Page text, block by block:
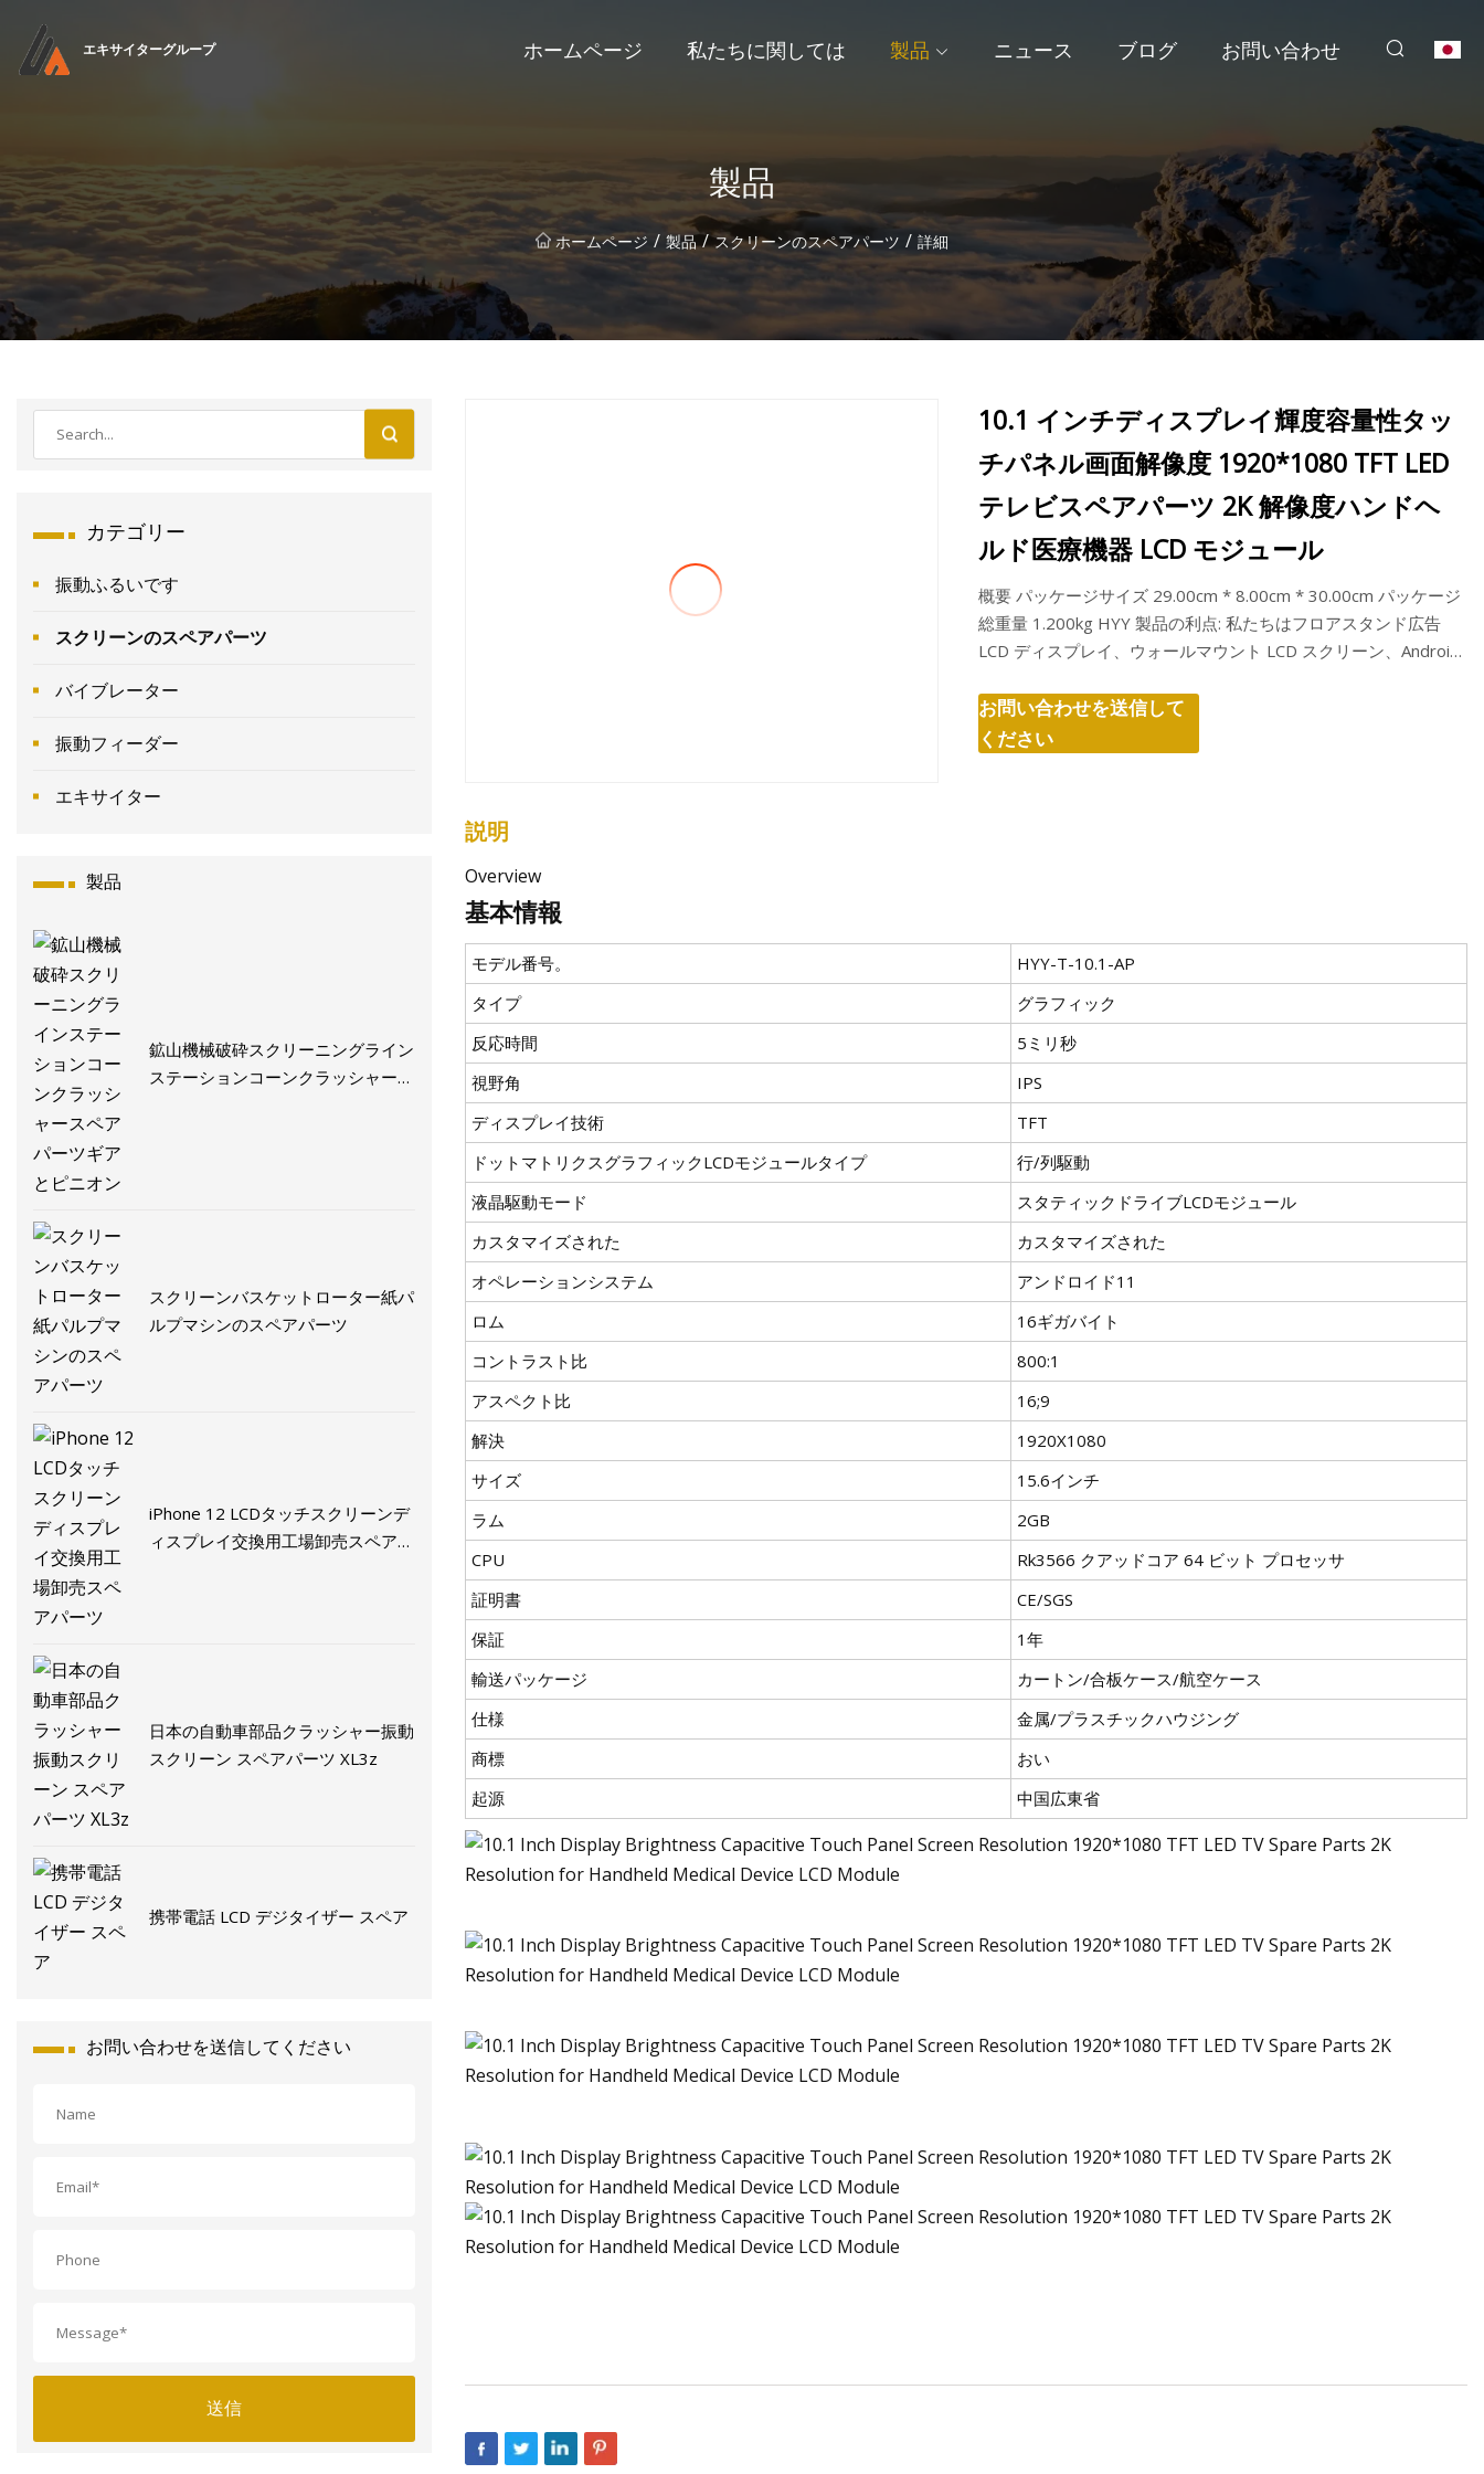
エキサイターグループ ホームページ 私たちに関しては 製品 ニュース ブログ お問い合わせ
製品
ホームページ / 製品 / スクリーンのスペアパーツ / 詳細
カテゴリー
振動ふるいです
スクリーンのスペアパーツ
バイブレーター
振動フィーダー
エキサイター
製品
鉱山機械破砕スクリーニングライン
ステーションコーンクラッシャース
スクリーンバスケットローター紙パ
ルプマシンのスペアパーツ
iPhone 12 LCDタッチスクリーンデ
ィスプレイ交​​換用工場卸売スペアパ
日本の自動車部品クラッシャー振動
スクリーン スペアパーツ XL3z
携帯電話 LCD デジタイザー スペア
お問い合わせを送信してください
送信
10.1 インチディスプレイ輝度容量性タッ
チパネル画面解像度 1920*1080 TFT LED
テレビスペアパーツ 2K 解像度ハンドヘ
ルド医療機器 LCD モジュール
概要 パッケージサイズ 29.00cm * 8.00cm * 30.00cm パッケージ
総重量 1.200kg HYY 製品の利点: 私たちはフロアスタンド広告
LCD ディスプレイ、ウォールマウント LCD スクリーン、Android
お問い合わせを送信して
ください
説明
Overview
基本情報
モデル番号。
HYY-T-10.1-AP
タイプ
グラフィック
反応時間
5ミリ秒
視野角
IPS
ディスプレイ技術
TFT
ドットマトリクスグラフィックLCDモジュールタイプ
行/列駆動
液晶駆動モード
スタティックドライブLCDモジュール
カスタマイズされた
カスタマイズされた
オペレーションシステム
アンドロイド11
ロム
16ギガバイト
コントラスト比
800:1
アスペクト比
16;9
解決
1920X1080
サイズ
15.6インチ
ラム
2GB
CPU
Rk3566 クアッドコア 64 ビット プロセッサ
証明書
CE/SGS
保証
1年
輸送パッケージ
カートン/合板ケース/航空ケース
仕様
金属/プラスチックハウジング
商標
おい
起源
中国広東省